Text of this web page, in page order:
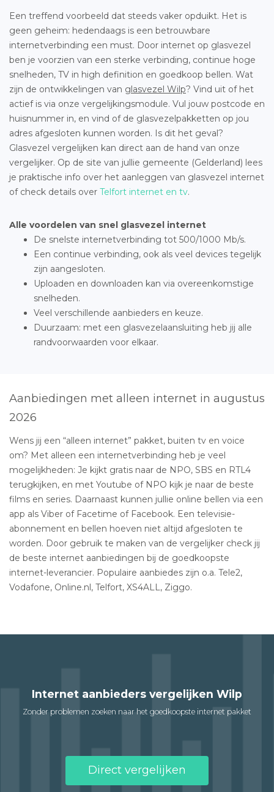
Een treffend voorbeeld dat steeds vaker opduikt. Het is
geen geheim: hedendaags is een betrouwbare
internetverbinding een must. Door internet op glasvezel
ben je voorzien van een sterke verbinding, continue hoge
snelheden, TV in high definition en goedkoop bellen. Wat
zijn de ontwikkelingen van glasvezel Wilp? Vind uit of het
actief is via onze vergelijkingsmodule. Vul jouw postcode en
huisnummer in, en vind of de glasvezelpakketten op jou
adres afgesloten kunnen worden. Is dit het geval?
Glasvezel vergelijken kan direct aan de hand van onze
vergelijker. Op de site van jullie gemeente (Gelderland) lees
je praktische info over het aanleggen van glasvezel internet
of check details over Telfort internet en tv.
Alle voordelen van snel glasvezel internet
De snelste internetverbinding tot 500/1000 Mb/s.
Een continue verbinding, ook als veel devices tegelijk
zijn aangesloten.
Uploaden en downloaden kan via overeenkomstige
snelheden.
Veel verschillende aanbieders en keuze.
Duurzaam: met een glasvezelaansluiting heb jij alle
randvoorwaarden voor elkaar.
Aanbiedingen met alleen internet in augustus
2026
Wens jij een “alleen internet” pakket, buiten tv en voice
om? Met alleen een internetverbinding heb je veel
mogelijkheden: Je kijkt gratis naar de NPO, SBS en RTL4
terugkijken, en met Youtube of NPO kijk je naar de beste
films en series. Daarnaast kunnen jullie online bellen via een
app als Viber of Facetime of Facebook. Een televisie-
abonnement en bellen hoeven niet altijd afgesloten te
worden. Door gebruik te maken van de vergelijker check jij
de beste internet aanbiedingen bij de goedkoopste
internet-leverancier. Populaire aanbiedes zijn o.a. Tele2,
Vodafone, Online.nl, Telfort, XS4ALL, Ziggo.
Internet aanbieders vergelijken Wilp
Zonder problemen zoeken naar het goedkoopste internet pakket
Direct vergelijken